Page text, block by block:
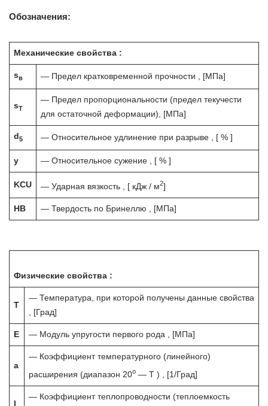
Обозначения:
Механические свойства :
sв — Предел кратковременной прочности , [МПа]
sT
— Предел пропорциональности (предел текучести
для остаточной деформации), [МПа]
d 5 — Относительное удлинение при разрыве , [ % ]
y — Относительное сужение , [ % ]
KCU — Ударная вязкость , [ кДж / м2]
HB — Твердость по Бринеллю , [МПа]
Физические свойства :
T
— Температура, при которой получены данные свойства
, [Град]
E — Модуль упругости первого рода , [МПа]
a
— Коэффициент температурного (линейного)
расширения (диапазон 20o— T ) , [1/Град]
— Коэффициент теплопроводности (теплоемкость